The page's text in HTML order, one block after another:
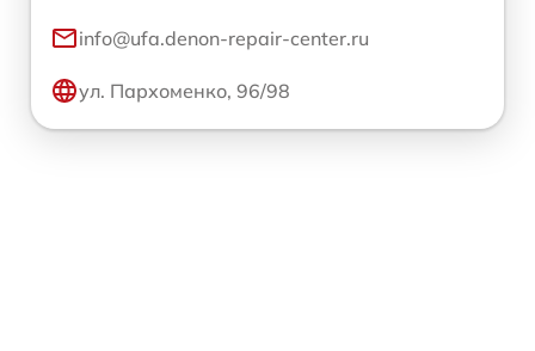
info@ufa.denon-repair-center.ru
ул. Пархоменко, 96/98